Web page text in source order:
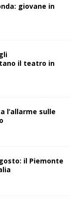
giovane in
il teatro in
l’allarme sulle
il Piemonte